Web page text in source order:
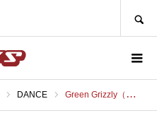
DANCE Green Grizzly（正智深谷高校）